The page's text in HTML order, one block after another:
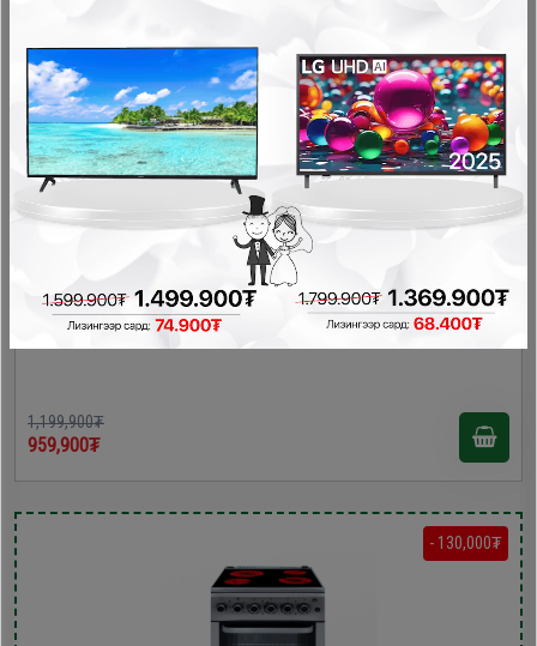
Bravo 60х60х85 керамик плитка /F6SFC31E4ME-CS/
Керамик плитка , Цахилгаан зуух
1,199,900₮
959,900₮
- 130,000₮